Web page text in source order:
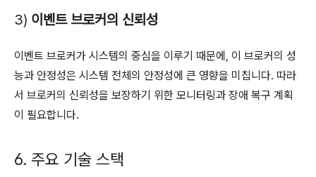
3) 이벤트 브로커의 신뢰성
이벤트 브로커가 시스템의 중심을 이루기 때문에, 이 브로커의 성
능과 안정성은 시스템 전체의 안정성에 큰 영향을 미칩니다. 따라
서 브로커의 신뢰성을 보장하기 위한 모니터링과 장애 복구 계획
이 필요합니다.
6. 주요 기술 스택